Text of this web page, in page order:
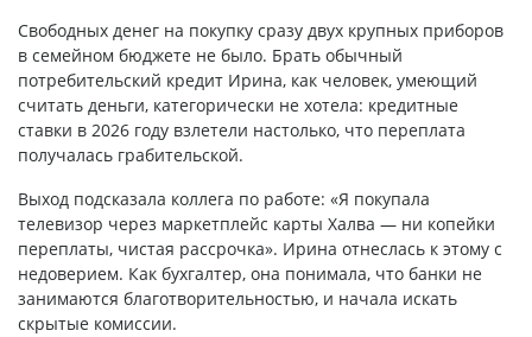
Свободных денег на покупку сразу двух крупных приборов
в семейном бюджете не было. Брать обычный
потребительский кредит Ирина, как человек, умеющий
считать деньги, категорически не хотела: кредитные
ставки в 2026 году взлетели настолько, что переплата
получалась грабительской.
Выход подсказала коллега по работе: «Я покупала
телевизор через маркетплейс карты Халва — ни копейки
переплаты, чистая рассрочка». Ирина отнеслась к этому с
недоверием. Как бухгалтер, она понимала, что банки не
занимаются благотворительностью, и начала искать
скрытые комиссии.